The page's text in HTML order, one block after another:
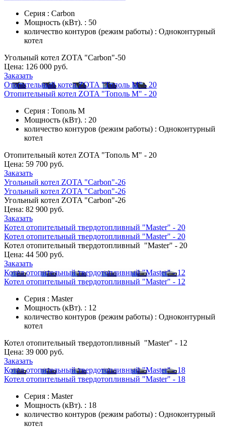
Серия : Carbon
Мощность (кВт). : 50
количество контуров (режим работы) : Одноконтурный
котел
Угольный котел ZOTA "Carbon"-50
Цена: 126 000 руб.
Заказать
Отопительный котел ZOTA "Тополь М" - 20
Отопительный котел ZOTA "Тополь М" - 20
Серия : Тополь М
Мощность (кВт). : 20
количество контуров (режим работы) : Одноконтурный
котел
Отопительный котел ZOTA "Тополь М" - 20
Цена: 59 700 руб.
Заказать
Угольный котел ZOTA "Carbon"-26
Угольный котел ZOTA "Carbon"-26
Угольный котел ZOTA "Carbon"-26
Цена: 82 900 руб.
Заказать
Котел отопительный твердотопливный "Master" - 20
Котел отопительный твердотопливный "Master" - 20
Котел отопительный твердотопливный "Master" - 20
Цена: 44 500 руб.
Заказать
Котел отопительный твердотопливный "Master" - 12
Котел отопительный твердотопливный "Master" - 12
Серия : Master
Мощность (кВт). : 12
количество контуров (режим работы) : Одноконтурный
котел
Котел отопительный твердотопливный "Master" - 12
Цена: 39 000 руб.
Заказать
Котел отопительный твердотопливный "Master" - 18
Котел отопительный твердотопливный "Master" - 18
Серия : Master
Мощность (кВт). : 18
количество контуров (режим работы) : Одноконтурный
котел